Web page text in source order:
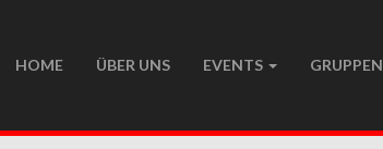
HOME ÜBER UNS EVENTS GRUPPEN